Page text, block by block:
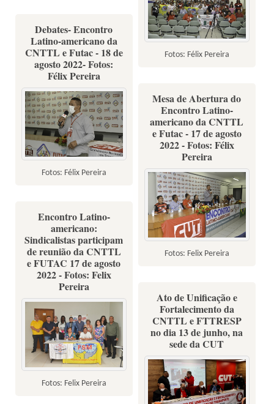
Fotos: Félix Pereira
Debates- Encontro
Latino-americano da
CNTTL e Futac - 18 de
agosto 2022- Fotos:
Félix Pereira
Fotos: Félix Pereira
Mesa de Abertura do
Encontro Latino-
americano da CNTTL
e Futac - 17 de agosto
2022 - Fotos: Félix
Pereira
Fotos: Felix Pereira
Encontro Latino-
americano:
Sindicalistas participam
de reunião da CNTTL
e FUTAC 17 de agosto
2022 - Fotos: Felix
Pereira
Fotos: Felix Pereira
Ato de Unificação e
Fortalecimento da
CNTTL e FTTRESP
no dia 13 de junho, na
sede da CUT